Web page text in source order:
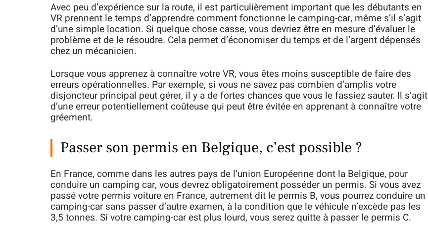
Avec peu d’expérience sur la route, il est particulièrement important que les débutants en
VR prennent le temps d’apprendre comment fonctionne le camping-car, même s’il s’agit
d’une simple location. Si quelque chose casse, vous devriez être en mesure d’évaluer le
problème et de le résoudre. Cela permet d’économiser du temps et de l’argent dépensés
chez un mécanicien.
Lorsque vous apprenez à connaître votre VR, vous êtes moins susceptible de faire des
erreurs opérationnelles. Par exemple, si vous ne savez pas combien d’amplis votre
disjoncteur principal peut gérer, il y a de fortes chances que vous le fassiez sauter. Il s’agit
d’une erreur potentiellement coûteuse qui peut être évitée en apprenant à connaître votre
gréement.
Passer son permis en Belgique, c’est possible ?
En France, comme dans les autres pays de l’union Européenne dont la Belgique, pour
conduire un camping car, vous devrez obligatoirement posséder un permis. Si vous avez
passé votre permis voiture en France, autrement dit le permis B, vous pourrez conduire un
camping-car sans passer d’autre examen, à la condition que le véhicule n’excède pas les
3,5 tonnes. Si votre camping-car est plus lourd, vous serez quitte à passer le permis C.